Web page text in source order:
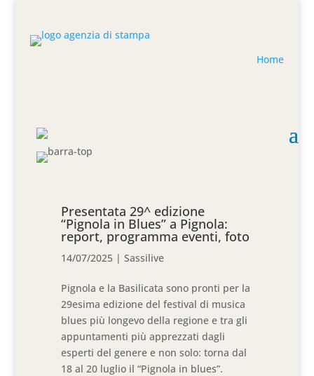
Home
Presentata 29^ edizione
“Pignola in Blues” a Pignola:
report, programma eventi, foto
14/07/2025 |Sassilive
Pignola e la Basilicata sono pronti per la
29esima edizione del festival di musica
blues più longevo della regione e tra gli
appuntamenti più apprezzati dagli
esperti del genere e non solo: torna dal
18 al 20 luglio il “Pignola in blues”.